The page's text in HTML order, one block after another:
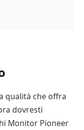
qualità che offra
dovresti
Monitor Pioneer